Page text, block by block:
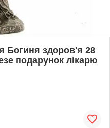
Богиня здоров'я 28
подарунок лікарю